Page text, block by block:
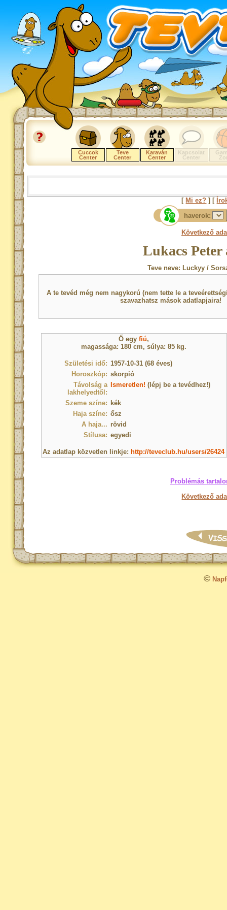
Cuccok
Center
Teve
Center
Karaván
Center
Kapcsolat
Center
[ Mi ez? ] [
haverok:
Következő
Lukacs
Teve neve: Luckyy /
A te tevéd még nem nagykorú (nem tette le a
szavazhatsz mások adatlapjaira!
Ő egy fiú,
magassága: 180 cm, súlya: 85 kg.
Születési idő: 1957-10-31 (68 éves)
Horoszkóp: skorpió
Távolság a
lakhelyedtől:
Ismeretlen! (lépj be a tevédhez!)
Szeme színe: kék
Haja színe: ősz
A haja... rövid
Stílusa: egyedi
Az adatlap közvetlen linkje: http://teveclub.hu/users/26424
Problémás
Következő
©